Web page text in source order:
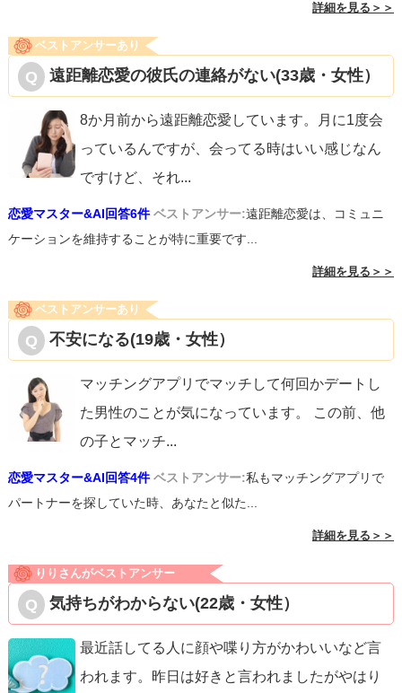
詳細を見る＞＞
ベストアンサーあり
遠距離恋愛の彼氏の連絡がない(33歳・女性）
8か月前から遠距離恋愛しています。月に1度会
っているんですが、会ってる時はいい感じなん
ですけど、それ...
恋愛マスター&AI回答6件 ベストアンサー:遠距離恋愛は、コミュニ
ケーションを維持することが特に重要です...
詳細を見る＞＞
ベストアンサーあり
不安になる(19歳・女性）
マッチングアプリでマッチして何回かデートし
た男性のことが気になっています。 この前、他
の子とマッチ...
恋愛マスター&AI回答4件 ベストアンサー:私もマッチングアプリで
パートナーを探していた時、あなたと似た...
詳細を見る＞＞
りりさんがベストアンサー
気持ちがわからない(22歳・女性）
最近話してる人に顔や喋り方がかわいいなど言
われます。昨日は好きと言われましたがやはり